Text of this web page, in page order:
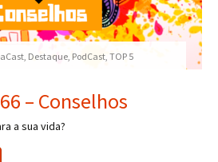
, Destaque, PodCast,TOP 5
– Conselhos
a sua vida?